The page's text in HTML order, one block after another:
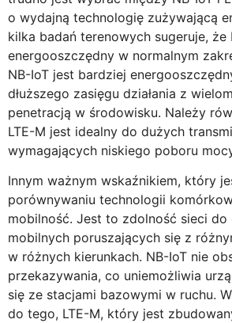
o wydajną technologię zużywającą
kilka badań terenowych sugeruje, że
energooszczędny w normalnym
NB-IoT jest bardziej
dłuższego zasięgu działania z
penetracją w środowisku. Należy
LTE-M jest idealny do dużych
wymagających niskiego poboru
Innym ważnym wskaźnikiem, który
porównywaniu technologii
mobilność. Jest to zdolność sieci do
mobilnych poruszających się z
w różnych kierunkach. NB-IoT nie
przekazywania, co uniemożliwia
się ze stacjami bazowymi w ruchu.
do tego, LTE-M, który jest